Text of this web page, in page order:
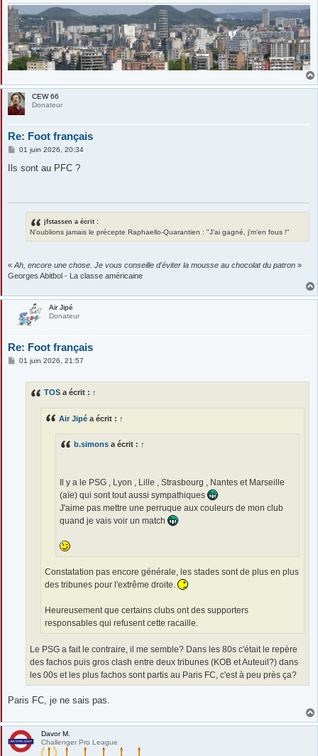
CEW 66
Donateur
Re: Foot français
M
s
01 juin 2026, 20:34
Ils sont au PFC ?
jfstassen a écrit :
N'oublions jamais le précepte Raphaello-Quarantien : "J'ai gagné, j'm'en fous !"
« Ah, encore une chose. Je vous conseille d'éviter la mousse au chocolat du patron »
Georges Abitbol - La classe américaine
Air Jipé
Donateur
Re: Foot français
M01 juin 2026, 21:57
TOS a écrit : ↑
Air Jipé a écrit : ↑
b.simons a écrit : ↑
Il y a le PSG , Lyon , Lille , Strasbourg , Nantes et Marseille
(aïe) qui sont tout aussi sympathiques
J'aime pas mettre une perruque aux couleurs de mon club
quand je vais voir un match
Constatation pas encore générale, les stades sont de plus en plus
des tribunes pour l'extrême droite.
Heureusement que certains clubs ont des supporters
responsables qui refusent cette racaille.
Le PSG a fait le contraire, il me semble? Dans les 80s c'était le repère
des fachos puis gros clash entre deux tribunes (KOB et Auteuil?) dans
les 00s et les plus fachos sont partis au Paris FC, c'est à peu près ça?
Paris FC, je ne sais pas.
Davor M.
Challenger Pro League